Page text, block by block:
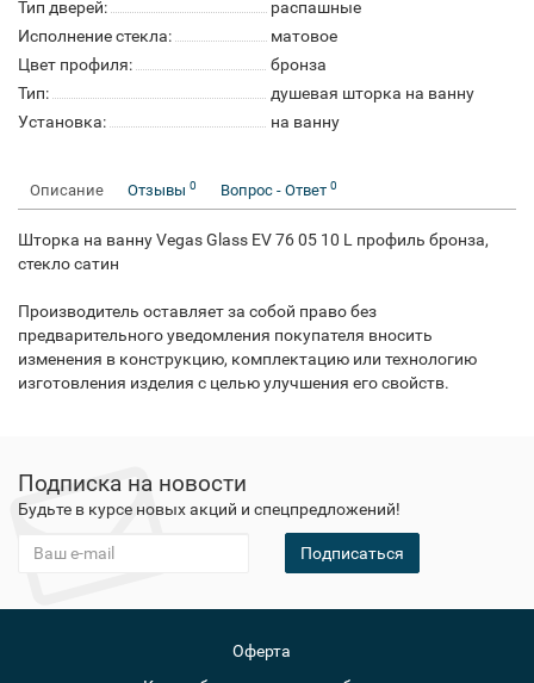
Тип дверей:
распашные
Исполнение стекла:
матовое
Цвет профиля:
бронза
Тип:
душевая шторка на ванну
Установка:
на ванну
Описание Отзывы 0 Вопрос - Ответ 0
Шторка на ванну Vegas Glass EV 76 05 10 L профиль бронза,
стекло сатин
Производитель оставляет за собой право без
предварительного уведомления покупателя вносить
изменения в конструкцию, комплектацию или технологию
изготовления изделия с целью улучшения его свойств.
Подписка на новости
Будьте в курсе новых акций и спецпредложений!
Подписаться
Оферта